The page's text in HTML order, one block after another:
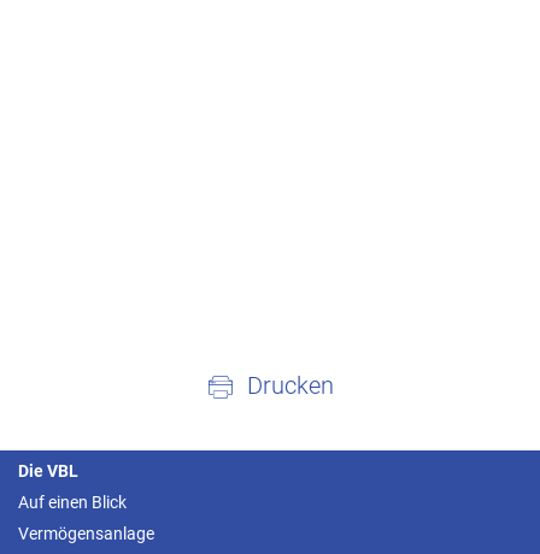
Drucken
Die VBL
Auf einen Blick
Vermögensanlage